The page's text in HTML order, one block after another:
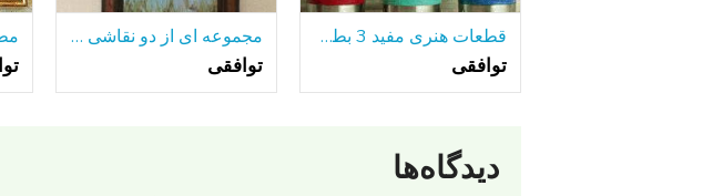
قطعات هنری مفید 3 بطری های آلومینیومی جلا
توافقی
مجموعه ای از دو نقاشی رنگ و روغن قاب
توافقی
دیدگاه‌ها